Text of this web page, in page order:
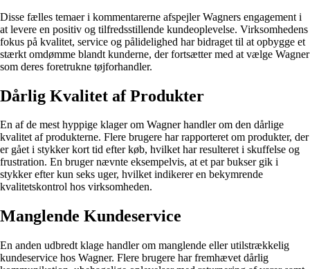
Disse fælles temaer i kommentarerne afspejler Wagners engagement i
at levere en positiv og tilfredsstillende kundeoplevelse. Virksomhedens
fokus på kvalitet, service og pålidelighed har bidraget til at opbygge et
stærkt omdømme blandt kunderne, der fortsætter med at vælge Wagner
som deres foretrukne tøjforhandler.
Dårlig Kvalitet af Produkter
En af de mest hyppige klager om Wagner handler om den dårlige
kvalitet af produkterne. Flere brugere har rapporteret om produkter, der
er gået i stykker kort tid efter køb, hvilket har resulteret i skuffelse og
frustration. En bruger nævnte eksempelvis, at et par bukser gik i
stykker efter kun seks uger, hvilket indikerer en bekymrende
kvalitetskontrol hos virksomheden.
Manglende Kundeservice
En anden udbredt klage handler om manglende eller utilstrækkelig
kundeservice hos Wagner. Flere brugere har fremhævet dårlig